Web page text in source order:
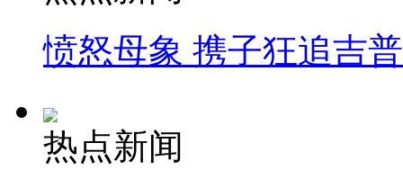
愤怒母象 携子狂追吉
热点新闻